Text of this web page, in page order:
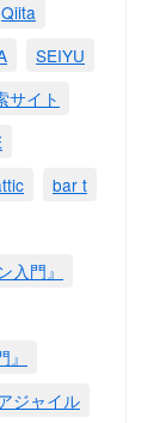
Qiita
SEIYU
サイト
bar t
入門』
ジャイル